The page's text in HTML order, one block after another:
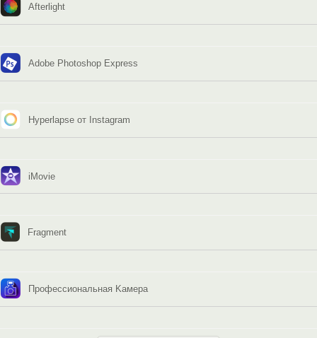
Afterlight
Adobe Photoshop Express
Hyperlapse от Instagram
iMovie
Fragment
Профессиональная Kамера